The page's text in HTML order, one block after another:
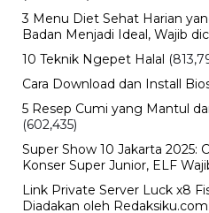
3 Menu Diet Sehat Harian
Badan Menjadi Ideal, Wajib
10 Teknik Ngepet Halal
Cara Download dan Install
5 Resep Cumi yang Mantul
(602,435)
Super Show 10 Jakarta 2025:
Konser Super Junior, ELF
Link Private Server Luck x8
Diadakan oleh